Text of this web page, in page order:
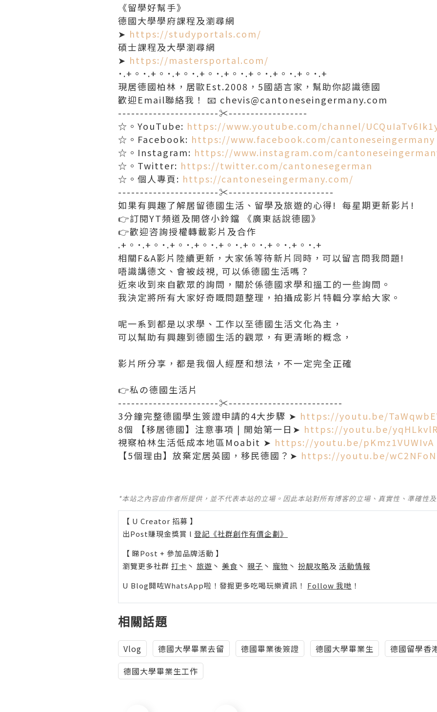
《留學好幫手》
德國大學學府課程及瀏尋網
➤ https://studyportals.com/
碩士課程及大學瀏尋網
➤ https://mastersportal.com/
˙.+。˙.+。˙.+。˙.+。˙.+。˙.+。˙.+。˙.+。˙.+
現居德國柏林，居歐Est.2008，5國語言家，幫助你認識德國
歡迎Email聯絡我！ 📧 chevis@cantoneseingermany.com
-----------------------✂------------------
☆。YouTube: https://www.youtube.com/channel/
☆。Facebook: https://www.facebook.com/cantoneseingermany
☆。Instagram: https://www.instagram.com/
☆。Twitter: https://twitter.com/cantonesegerman
☆。個人專頁: https://cantoneseingermany.com/
-----------------------✂------------------------
如果有興趣了解居留德國生活、留學及旅遊的心得! 每星期更新影片!
👉訂閱YT頻道及開啓小鈴鐺 《廣東話說德國》
👉歡迎咨詢授權轉載影片及合作
.+。˙.+。˙.+。˙.+。˙.+。˙.+。˙.+。˙.+。˙.+
相關F&A影片陸續更新，大家係等待新片同時，可以留言問我問題!
唔識講德文、會被歧視, 可以係德國生活嗎？
近來收到來自歡眾的詢問，關於係德國求學和搵工的一些詢問。
我決定將所有大家好奇嘅問題整理，拍攝成影片特輯分享給大家。
呢一系到都是以求學、工作以至德國生活文化為主，
可以幫助有興趣到德國生活的觀眾，有更清晰的概念，
影片所分享，都是我個人經歷和想法，不一定完全正確
👉私の德國生活片
-----------------------✂--------------------------
3分鐘完整德國學生簽證申請的4大步驟 ➤ https://youtu.be/
8個 【移居德國】注意事項 | 開始第一日➤ https://youtu.be/
視察柏林生活低成本地區Moabit ➤ https://youtu.be/pKmz1VUWIvA
【5個理由】放棄定居英國，移民德國？➤ https://youtu.be/
*本站之內容由作者所提供，並不代表本站的立場。因此本站對所有博客的立場、真實性、準確性
【 U Creator 招募 】
出Post賺現金獎賞 l 登記《社群創作有價企劃》
【 睇Post + 參加品牌活動 】
瀏覽更多社群 打卡 丶 旅遊 丶 美食 丶 親子 丶 寵物 丶 扮靚攻略及 活動情報
U Blog開咗WhatsApp啦！發掘更多吃喝玩樂資訊！ Follow 我哋 ！
相關話題
Vlog 德國大學畢業去留 德國畢業後簽證 德國大學畢業生
德國留學香
德國大學畢業生工作